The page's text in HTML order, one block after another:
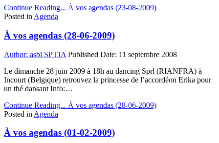
Continue Reading... À vos agendas (23-08-2009)
Posted in Agenda
À vos agendas (28-06-2009)
Author: asbl SPTJA Published Date: 11 septembre 2008
Le dimanche 28 juin 2009 à 18h au dancing Sprl (RIANFRA) à
Incourt (Belgique) retrouvez la princesse de l’accordéon Erika pour
un thé dansant Info:…
Continue Reading... À vos agendas (28-06-2009)
Posted in Agenda
À vos agendas (01-02-2009)